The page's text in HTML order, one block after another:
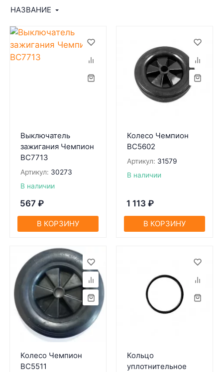
НАЗВАНИЕ
Выключатель
зажигания Чемпион
BC7713
Артикул: 30273
В наличии
567 ₽
В КОРЗИНУ
Колесо Чемпион
BC5602
Артикул: 31579
В наличии
1 113 ₽
В КОРЗИНУ
Колесо Чемпион
ВС5511
Кольцо
уплотнительное